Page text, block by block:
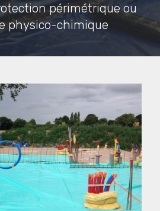
périmétrique ou
physico-chimique